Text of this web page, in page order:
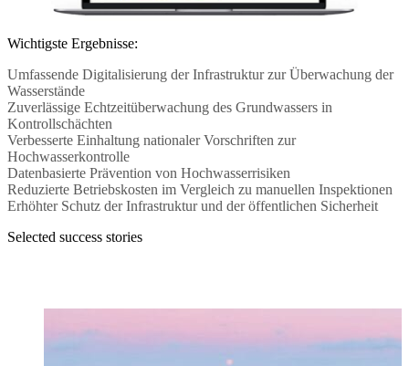
Wichtigste Ergebnisse:
Umfassende Digitalisierung der Infrastruktur zur Überwachung der
Wasserstände
Zuverlässige Echtzeitüberwachung des Grundwassers in
Kontrollschächten
Verbesserte Einhaltung nationaler Vorschriften zur
Hochwasserkontrolle
Datenbasierte Prävention von Hochwasserrisiken
Reduzierte Betriebskosten im Vergleich zu manuellen Inspektionen
Erhöhter Schutz der Infrastruktur und der öffentlichen Sicherheit
Selected success stories